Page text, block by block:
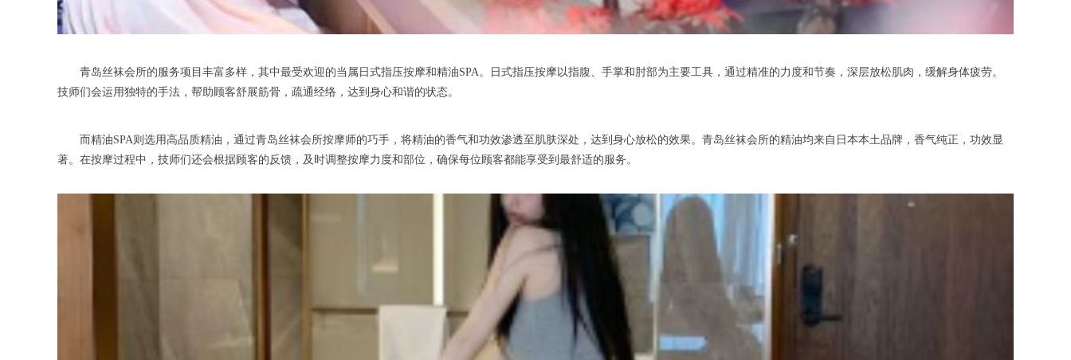
青岛丝袜会所的服务项目丰富多样，其中最受欢迎的当属日式指压按摩和精油SPA。日式指压按摩以指腹、手掌和肘部为主要工具，通过精准的力度和节奏，深层放松肌肉，缓解身体疲劳。
技师们会运用独特的手法，帮助顾客舒展筋骨，疏通经络，达到身心和谐的状态。
而精油SPA则选用高品质精油，通过青岛丝袜会所按摩师的巧手，将精油的香气和功效渗透至肌肤深处，达到身心放松的效果。青岛丝袜会所的精油均来自日本本土品牌，香气纯正，功效显
著。在按摩过程中，技师们还会根据顾客的反馈，及时调整按摩力度和部位，确保每位顾客都能享受到最舒适的服务。